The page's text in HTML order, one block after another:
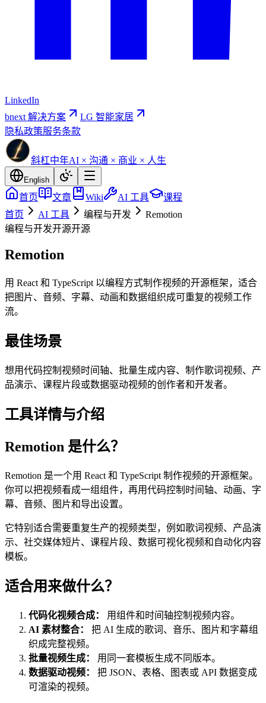
LinkedIn
bnext 解决方案
LG 智能家居
隐私政策服务条款
斜杠中年AI × 沟通 × 商业 × 人生
English
首页 文章 Wiki AI 工具
课程
首页
AI 工具 编程与开发
Remotion
编程与开发开源开源
Remotion
用 React 和 TypeScript 以编程方式制作视频的开源框架，适合
把图片、音频、字幕、动画和数据组织成可重复的视频工作
流。
最佳场景
想用代码控制视频时间轴、批量生成内容、制作歌词视频、产
品演示、课程片段或数据驱动视频的创作者和开发者。
工具详情与介绍
Remotion 是什么？
Remotion 是一个用 React 和 TypeScript 制作视频的开源框架。
你可以把视频看成一组组件，再用代码控制时间轴、动画、字
幕、音频、图片和导出设置。
它特别适合需要重复生产的视频类型，例如歌词视频、产品演
示、社交媒体短片、课程片段、数据可视化视频和自动化内容
模板。
适合用来做什么？
代码化视频合成：
用组件和时间轴控制视频内容。
AI 素材整合：
把 AI 生成的歌词、音乐、图片和字幕组
织成完整视频。
批量视频生成：
用同一套模板生成不同版本。
数据驱动视频：
把 JSON、表格、图表或 API 数据变成
可渲染的视频。